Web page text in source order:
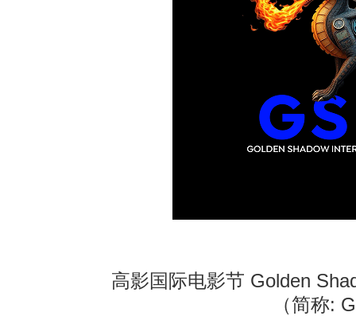
高影国际电影节 Golden
（简称: